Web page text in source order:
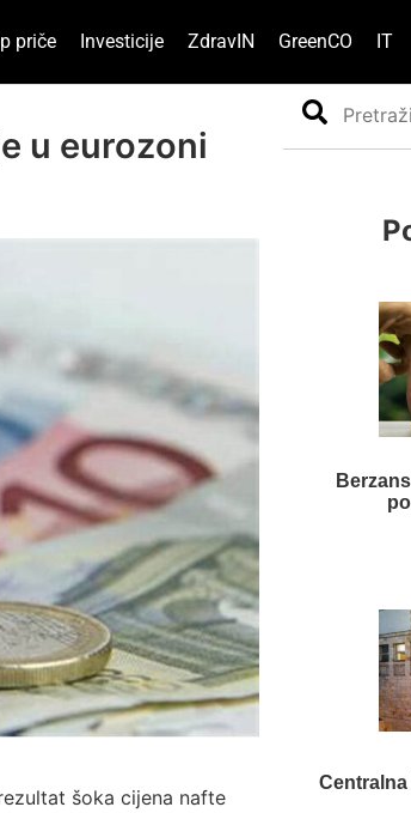
priče Investicije ZdravIN GreenCO IT
u eurozoni
šoka cijena nafte
Search